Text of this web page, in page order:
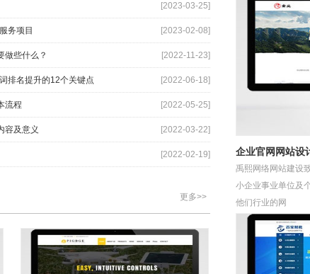
[2023-03-25]
[2023-02-08]
务项目
[2022-11-23]
做些什么？
[2022-06-18]
排名提升的12个关键点
[2022-05-25]
流程
[2022-03-22]
容及意义
[2022-02-19]
更多>>
企业官网网站设
禹熙网络网站建设
小企业事业单位及
他们行业的网